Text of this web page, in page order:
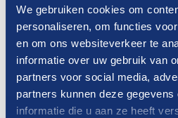
We gebruiken cookies om
personaliseren, om functies
en om ons websiteverkeer te
informatie over uw gebruik van
partners voor social media,
partners kunnen deze
informatie die u aan ze heeft